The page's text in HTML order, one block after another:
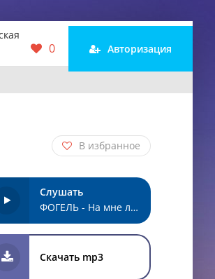
0 Авторизация
В избранное
Слушать
ФОГЕЛЬ - На мне лента выпускник
Скачать mp3